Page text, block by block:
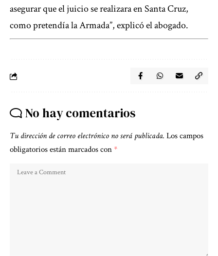
asegurar que el juicio se realizara en Santa Cruz,
como pretendía la Armada”, explicó el abogado.
No hay comentarios
Tu dirección de correo electrónico no será publicada. Los campos
obligatorios están marcados con*